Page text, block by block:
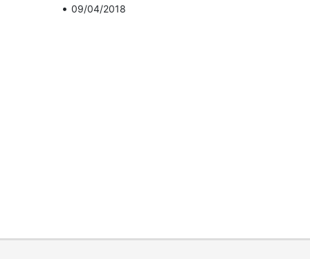
• 09/04/2018